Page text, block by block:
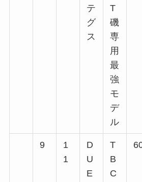
テ
グ
ス
T
磯
専
用
最
強
モ
デ
ル
9
1
1
D
U
E
T
B
C